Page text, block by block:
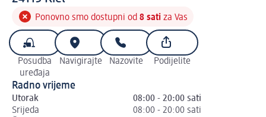
Ponovno smo dostupni od 8 sati za Vas
Posudba
uređaja
Navigirajte Nazovite Podijelite
Radno vrijeme
Utorak
08:00 - 20:00 sati
Srijeda
08:00 - 20:00 sati